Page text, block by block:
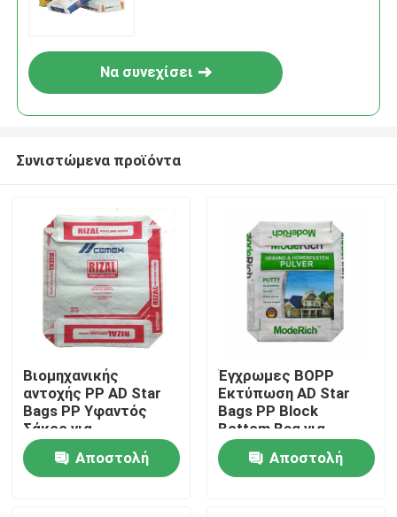
Σπίτι
Να συνεχίσει
Συνιστώμενα προϊόντα
Βιομηχανικής
αντοχής PP AD Star
Bags PP Υφαντός
Σάκος για
Συσκευασία Ξηρών
ΜειγμάτωνΑποστολή
Έγχρωμες BOPP
Εκτύπωση AD Star
Bags PP Block
Bottom Bag για
Συσκευασία Ξηρών
Μειγμάτων
Κατασκευή Κίνας
Αποστολή